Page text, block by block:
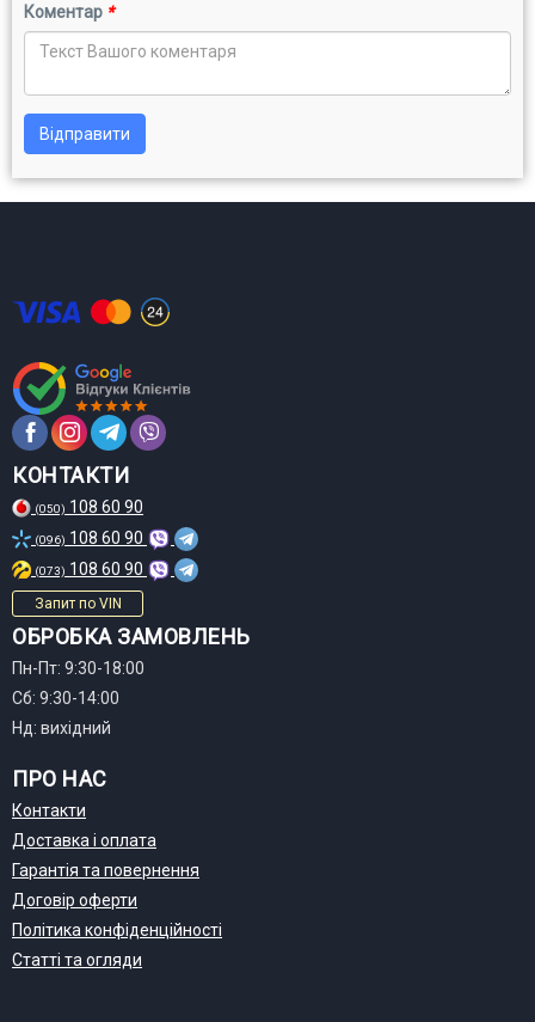
Коментар *
Відправити
КОНТАКТИ
(050) 108 60 90
(096) 108 60 90
(073) 108 60 90
Запит по VIN
ОБРОБКА ЗАМОВЛЕНЬ
Пн-Пт: 9:30-18:00
Сб: 9:30-14:00
Нд: вихідний
ПРО НАС
Контакти
Доставка і оплата
Гарантія та повернення
Договір оферти
Політика конфіденційності
Статті та огляди